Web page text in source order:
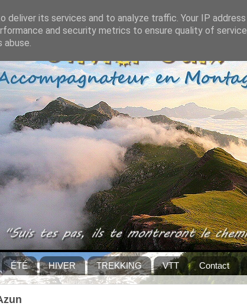
ÉTÉ HIVER TREKKING VTT Contact
deliver its services and to analyze traffic. Your IP
and security metrics to ensure quality of